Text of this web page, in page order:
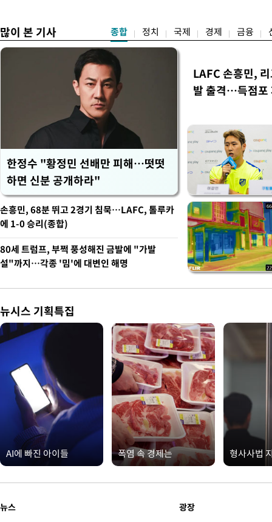
많이 본 기사 종합 정치 국제 경제 금융
한정수 "황정민 선배만 피해…떳떳
하면 신분 공개하라"
LAFC 손흥민,
발 출격…득점포
손흥민, 68분 뛰고 2경기 침묵…LAFC, 톨루카
에 1-0 승리(종합)
80세 트럼프, 부쩍 풍성해진 금발에 "가발
설"까지…각종 '밈'에 대변인 해명
뉴시스 기획특집
AI에 빠진 아이들 폭염 속 경제는 형사사법
뉴스 광장